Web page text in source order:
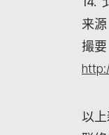
来
撮
以